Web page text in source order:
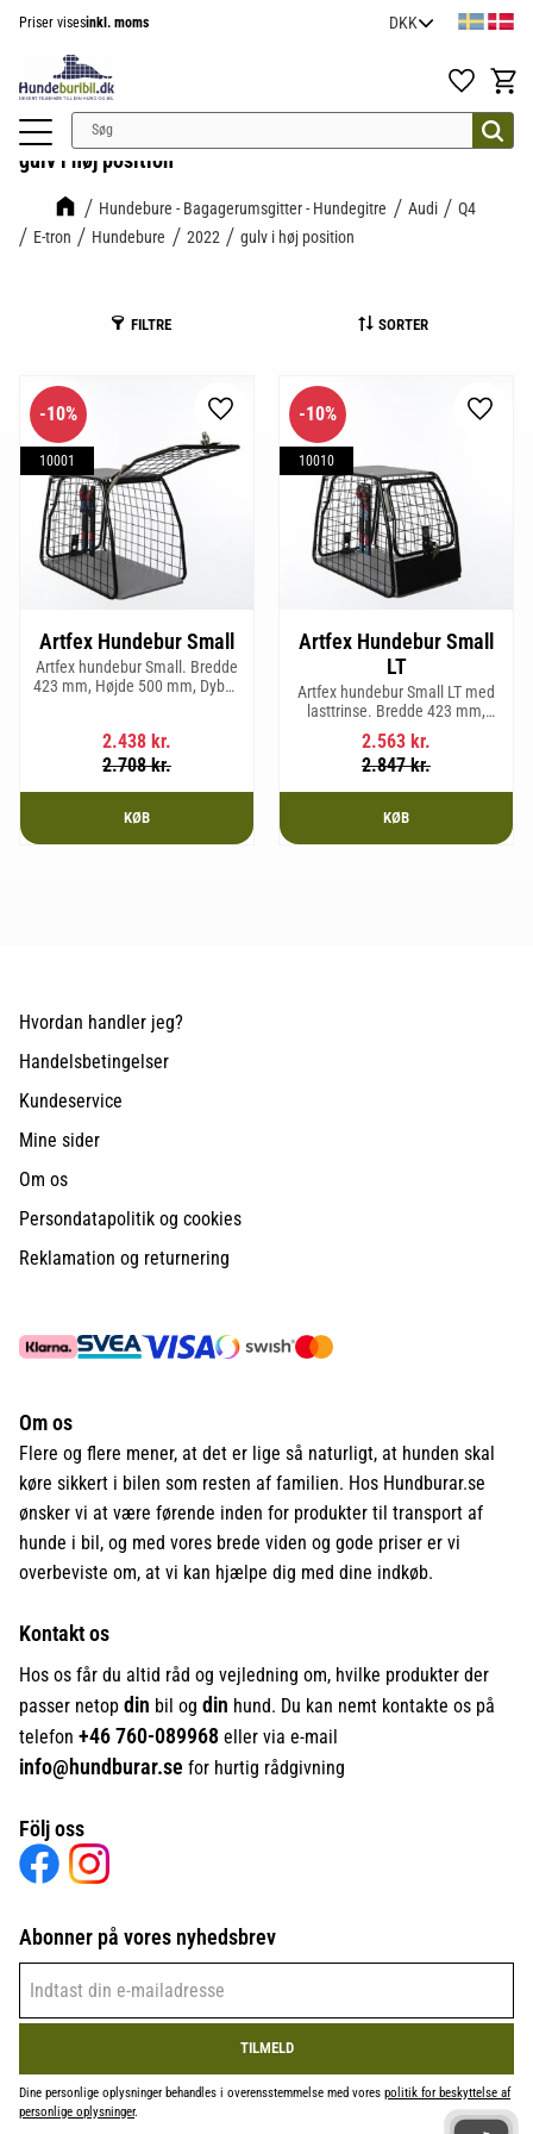
Priser visesinkl. moms
Favoritter
gulv i høj position
Hundebure - Bagagerumsgitter - Hundegitre Audi
Q4
E-tron
Hundebure 2022 gulv i høj position
FILTRE SORTER
Artfex Hundebur Small
Artfex hundebur Small. Bredde
423 mm, Højde 500 mm, Dybde
2.438 kr.
2.708kr.
10%
10001
Gem som favorit
KØB
Artfex Hundebur Small
LT
Artfex hundebur Small LT med
lasttrinse. Bredde 423 mm,
Højde 500 mm, Dybde 670 mm
og vægt 12,9 kg.
2.563 kr.
2.847kr.
10%
10010
Gem
KØB
Hvordan handler jeg?
Handelsbetingelser
Kundeservice
Mine sider
Om os
Persondatapolitik og cookies
Reklamation og returnering
Om os
Flere og flere mener, at det er lige så naturligt, at hunden skal
køre sikkert i bilen som resten af familien. Hos Hundburar.se
ønsker vi at være førende inden for produkter til transport af
hunde i bil, og med vores brede viden og gode priser er vi
overbeviste om, at vi kan hjælpe dig med dine indkøb.
Kontakt os
Hos os får du altid råd og vejledning om, hvilke produkter der
passer netop din bil og din hund. Du kan nemt kontakte os på
telefon +46760-089968 eller via e-mail
info@hundburar.se for hurtig rådgivning
Följ oss
Abonner på vores nyhedsbrev
TILMELD
Dine personlige oplysninger behandles i overensstemmelse med vores politik for beskyttelse af
personlige oplysninger.